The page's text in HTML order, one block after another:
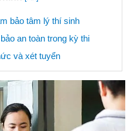
bảo tâm lý thí sinh
an toàn trong kỳ thi
và xét tuyển